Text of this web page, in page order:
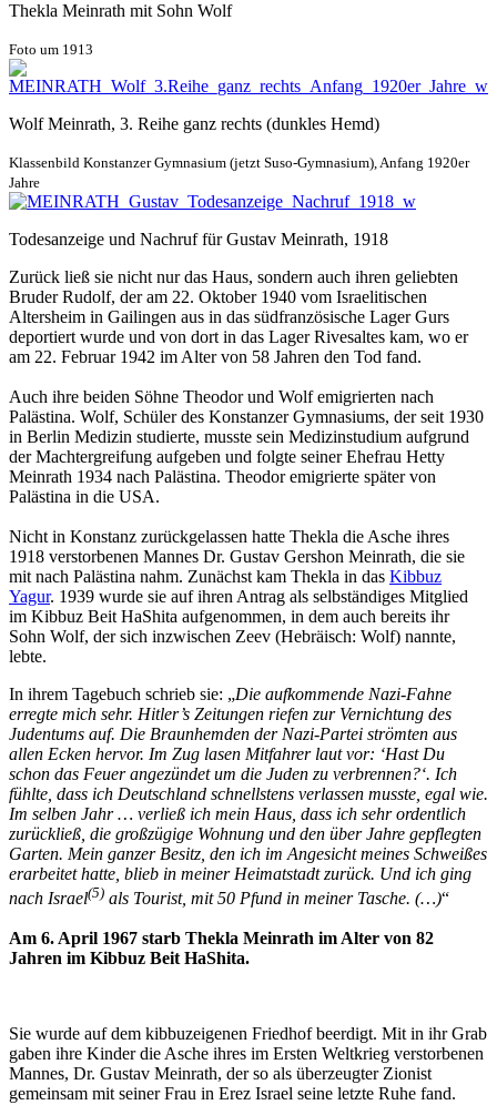
Thekla Meinrath mit Sohn Wolf
Foto um 1913
Wolf Meinrath, 3. Reihe ganz rechts (dunkles Hemd)
Klassenbild Konstanzer Gymnasium (jetzt Suso-Gymnasium), Anfang 1920er
Jahre
Todesanzeige und Nachruf für Gustav Meinrath, 1918
Zurück ließ sie nicht nur das Haus, sondern auch ihren geliebten
Bruder Rudolf, der am 22. Oktober 1940 vom Israelitischen
Altersheim in Gailingen aus in das südfranzösische Lager Gurs
deportiert wurde und von dort in das Lager Rivesaltes kam, wo er
am 22. Februar 1942 im Alter von 58 Jahren den Tod fand.
Auch ihre beiden Söhne Theodor und Wolf emigrierten nach
Palästina. Wolf, Schüler des Konstanzer Gymna­siums, der seit 1930
in Berlin Medizin studierte, musste sein Medizinstudium aufgrund
der Macht­ergreifung aufgeben und folgte seiner Ehefrau Hetty
Meinrath 1934 nach Palästina. Theodor emigrierte später von
Palästina in die USA.
Nicht in Konstanz zurückgelassen hatte Thekla die Asche ihres
1918 verstorbenen Mannes Dr. Gustav Gershon Meinrath, die sie
mit nach Palästina nahm. Zunächst kam Thekla in das Kibbuz
Yagur. 1939 wurde sie auf ihren Antrag als selbständiges Mitglied
im Kibbuz Beit HaShita aufgenommen, in dem auch bereits ihr
Sohn Wolf, der sich inzwischen Zeev (Hebräisch: Wolf) nannte,
lebte.
In ihrem Tagebuch schrieb sie: „Die auf­kommende Nazi-Fahne
erregte mich sehr. Hitler’s Zeitun­gen rie­fen zur Ver­nichtung des
Juden­tums auf. Die Braun­hemden der Nazi-Partei strömten aus
allen Ecken her­vor. Im Zug lasen Mit­fahrer laut vor: ‘Hast Du
schon das Feuer an­gezündet um die Juden zu verbren­nen?‘. Ich
fühlte, dass ich Deutsch­land schnells­tens verlassen musste, egal wie.
Im selben Jahr … verließ ich mein Haus, dass ich sehr ordentlich
zurückließ, die großzügige Wohnung und den über Jahre gepflegten
Garten. Mein ganzer Besitz, den ich im Angesicht meines Schweißes
erarbeitet hatte, blieb in meiner Heimatstadt zurück. Und ich ging
nach Israel(5) als Tourist, mit 50 Pfund in meiner Tasche. (…)“
Am 6. April 1967 starb Thekla Meinrath im Alter von 82
Jahren im Kibbuz Beit HaShita.
Sie wurde auf dem kibbuzeigenen Friedhof beerdigt. Mit in ihr Grab
gaben ihre Kinder die Asche ihres im Ersten Weltkrieg verstorbenen
Mannes, Dr. Gustav Meinrath, der so als überzeugter Zionist
gemeinsam mit seiner Frau in Erez Israel seine letzte Ruhe fand.